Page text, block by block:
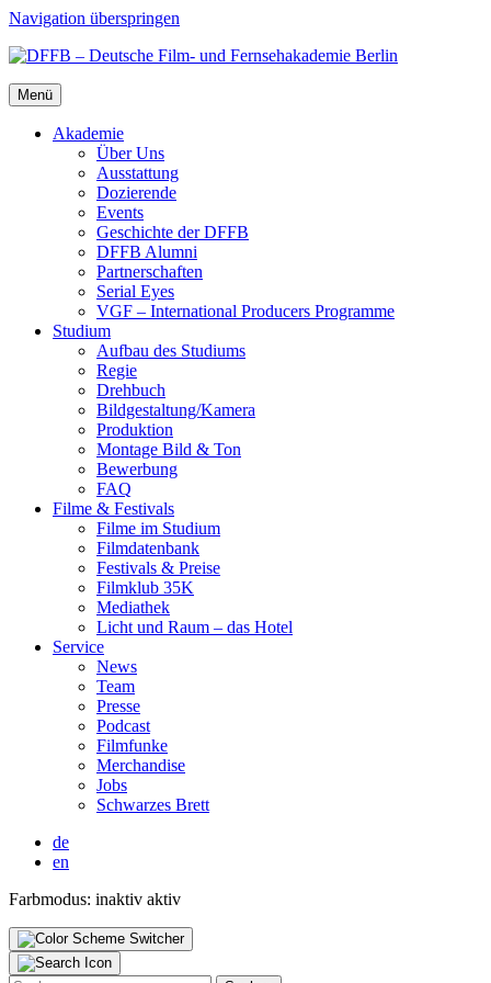
Navigation überspringen
Menü
Aka­de­mie
Über Uns
Aus­stat­tung
Dozie­ren­de
Events
Geschich­te der DFFB
DFFB Alum­ni
Part­ner­schaf­ten
Seri­al Eyes
VGF – Inter­na­tio­nal Pro­du­cers Pro­gram­me
Stu­di­um
Auf­bau des Stu­di­ums
Regie
Dreh­buch
Bildgestaltung/​​Kamera
Pro­duk­ti­on
Mon­ta­ge Bild & Ton
Bewer­bung
FAQ
Fil­me & Fes­ti­vals
Fil­me im Stu­di­um
Film­da­ten­bank
Fes­ti­vals & Prei­se
Film­klub 35K
Media­thek
Licht und Raum – das Hotel
Ser­vice
News
Team
Pres­se
Pod­cast
Film­fun­ke
Mer­chan­di­se
Jobs
Schwar­zes Brett
de
en
Farbmodus: inaktiv aktiv